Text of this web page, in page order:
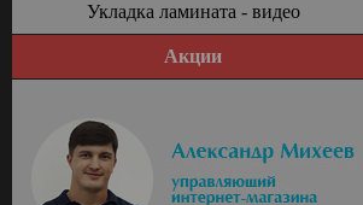
Укладка ламината - видео
Акции